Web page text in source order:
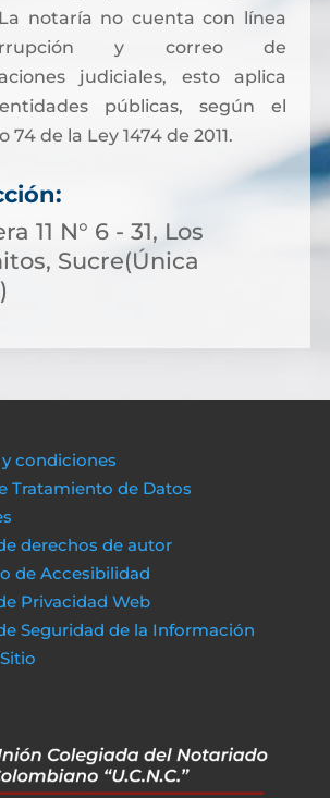
notaría no cuenta con línea
y correo de
judiciales, esto aplica
públicas, según el
74 de la Ley 1474 de 2011.
11 N° 6 - 31, Los
Sucre(Única
condiciones
Tratamiento de Datos
derechos de autor
de Accesibilidad
Privacidad Web
Seguridad de la Información